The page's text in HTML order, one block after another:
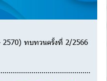
ทบทวนครั้งที่ 2/2566